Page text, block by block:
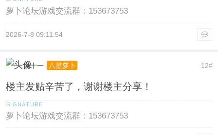
萝卜论坛游戏交流群：153673753
2026-7-8 09:11:54
12#
风十一 八星萝卜
楼主发贴辛苦了，谢谢楼主分享！
萝卜论坛游戏交流群：153673753